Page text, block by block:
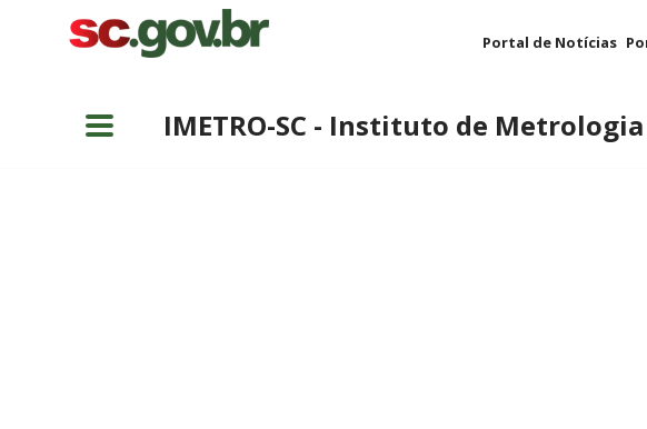
Portal de Notícias
IMETRO-SC - Instituto de